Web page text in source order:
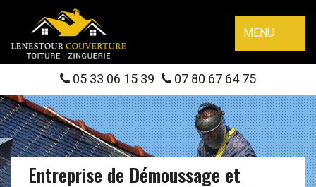
MENU
05 33 06 15 39 07 80 67 64 75
Entreprise de Démoussage et